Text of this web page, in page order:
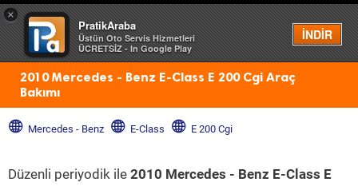
×
PratikAraba
Üstün Oto Servis Hizmetleri
ÜCRETSİZ - In Google Play
İNDİR
Menü
2010 Mercedes - Benz E-Class E 200 Cgi Araç
Bakımı
Mercedes - Benz E-Class E 200 Cgi
Düzenli periyodik ile 2010 Mercedes - Benz E-Class E